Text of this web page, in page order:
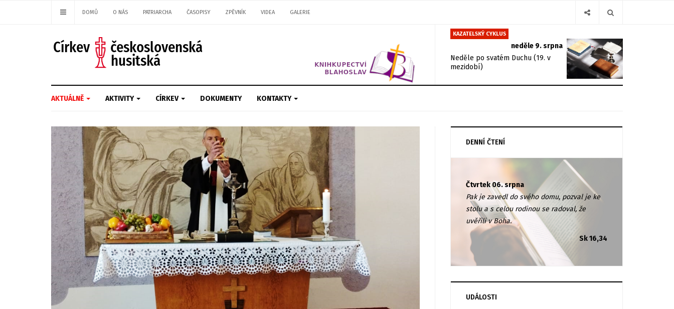
DOMŮ O NÁS PATRIARCHA ČASOPISY ZPĚVNÍK VIDEA GALERIE
KAZATELSKÝ CYKLUS
neděle 9. srpna
Neděle po svatém Duchu (19. v
mezidobí)
AKTUÁLNĚ AKTIVITY CÍRKEV DOKUMENTY KONTAKTY
DENNÍ ČTENÍ
Čtvrtek 06. srpna
Pak je zavedl do svého domu, pozval je ke
stolu a s celou rodinou se radoval, že
uvěřili v Boha.
Sk 16,34
UDÁLOSTI